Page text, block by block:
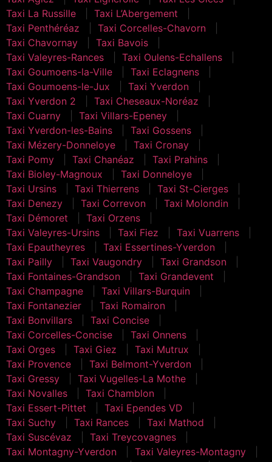
Taxi La Russille
Taxi L’Abergement
Taxi Penthéréaz
Taxi Corcelles-Chavorn
Taxi Chavornay
Taxi Bavois
Taxi Valeyres-Rances
Taxi Oulens-Echallens
Taxi Goumoens-la-Ville
Taxi Eclagnens
Taxi Goumoens-le-Jux
Taxi Yverdon
Taxi Yverdon 2
Taxi Cheseaux-Noréaz
Taxi Cuarny
Taxi Villars-Epeney
Taxi Yverdon-les-Bains
Taxi Gossens
Taxi Mézery-Donneloye
Taxi Cronay
Taxi Pomy
Taxi Chanéaz
Taxi Prahins
Taxi Bioley-Magnoux
Taxi Donneloye
Taxi Ursins
Taxi Thierrens
Taxi St-Cierges
Taxi Denezy
Taxi Correvon
Taxi Molondin
Taxi Démoret
Taxi Orzens
Taxi Valeyres-Ursins
Taxi Fiez
Taxi Vuarrens
Taxi Epautheyres
Taxi Essertines-Yverdon
Taxi Pailly
Taxi Vaugondry
Taxi Grandson
Taxi Fontaines-Grandson
Taxi Grandevent
Taxi Champagne
Taxi Villars-Burquin
Taxi Fontanezier
Taxi Romairon
Taxi Bonvillars
Taxi Concise
Taxi Corcelles-Concise
Taxi Onnens
Taxi Orges
Taxi Giez
Taxi Mutrux
Taxi Provence
Taxi Belmont-Yverdon
Taxi Gressy
Taxi Vugelles-La Mothe
Taxi Novalles
Taxi Chamblon
Taxi Essert-Pittet
Taxi Ependes VD
Taxi Suchy
Taxi Rances
Taxi Mathod
Taxi Suscévaz
Taxi Treycovagnes
Taxi Montagny-Yverdon
Taxi Valeyres-Montagny